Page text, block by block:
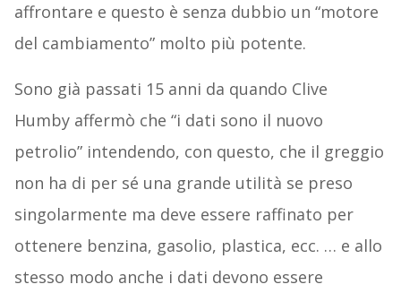
affrontare e questo è senza dubbio un “motore
del cambiamento” molto più potente.
Sono già passati 15 anni da quando Clive
Humby affermò che “i dati sono il nuovo
petrolio” intendendo, con questo, che il greggio
non ha di per sé una grande utilità se preso
singolarmente ma deve essere raffinato per
ottenere benzina, gasolio, plastica, ecc. … e allo
stesso modo anche i dati devono essere